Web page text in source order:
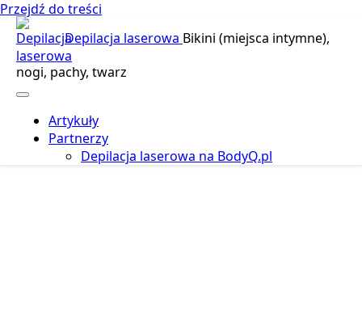
Przejdź do treści
Depilacja laserowa Bikini (miejsca intymne),
nogi, pachy, twarz
Artykuły
Partnerzy
Depilacja laserowa na BodyQ.pl